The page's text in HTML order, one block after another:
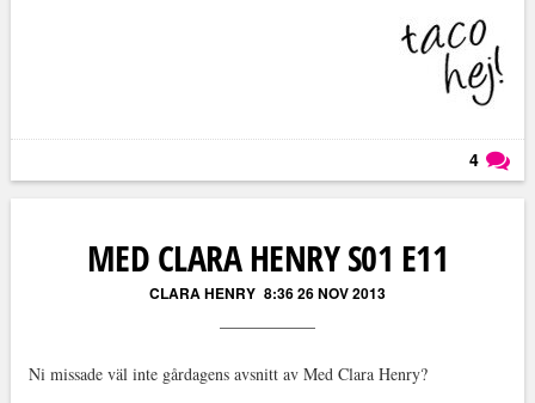
4
MED CLARA HENRY S01 E11
CLARA HENRY 8:36 26 NOV 2013
Ni missade väl inte gårdagens avsnitt av Med Clara Henry?